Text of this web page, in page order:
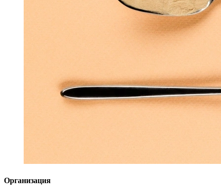
Организация